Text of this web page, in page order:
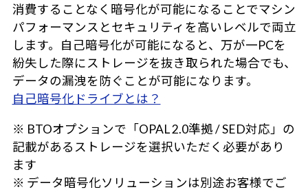
消費することなく暗号化が可能になることでマシン
パフォーマンスとセキュリティを高いレベルで両立
します。自己暗号化が可能になると、万が一PCを
紛失した際にストレージを抜き取られた場合でも、
データの漏洩を防ぐことが可能になります。
自己暗号化ドライブとは？
※ BTOオプションで「OPAL 2.0準拠 / SED対応」の
記載があるストレージを選択いただく必要があり
ます
※ データ暗号化ソリューションは別途お客様でご